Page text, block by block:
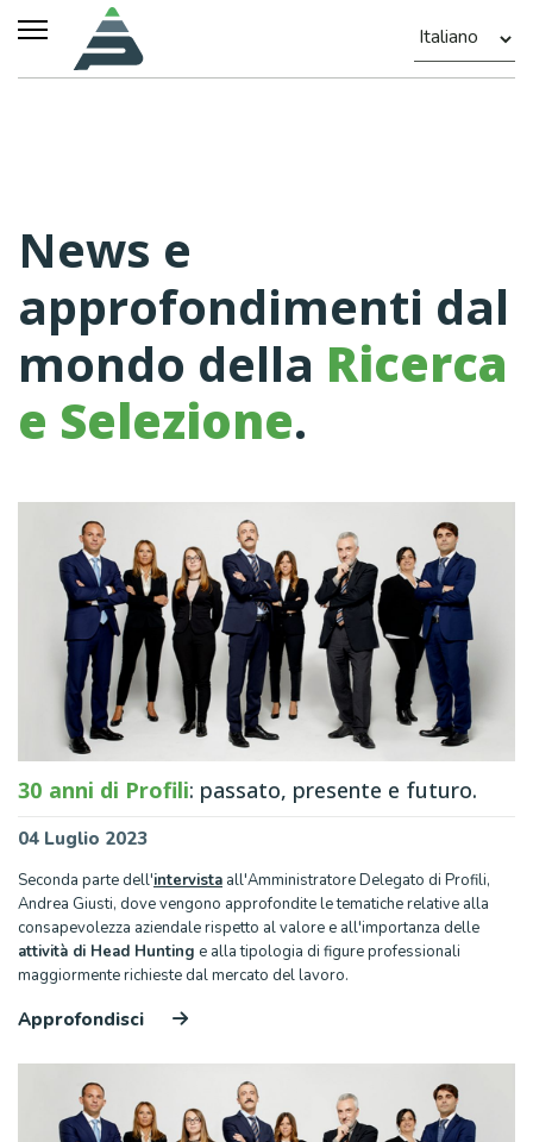
News e
approfondimenti dal
mondo della Ricerca
e Selezione.
30 anni di Profili: passato, presente e futuro.
04 Luglio 2023
Seconda parte dell'intervista all'Amministratore Delegato di Profili,
Andrea Giusti, dove vengono approfondite le tematiche relative alla
consapevolezza aziendale rispetto al valore e all'importanza delle
attività di Head Hunting e alla tipologia di figure professionali
maggiormente richieste dal mercato del lavoro.
Approfondisci